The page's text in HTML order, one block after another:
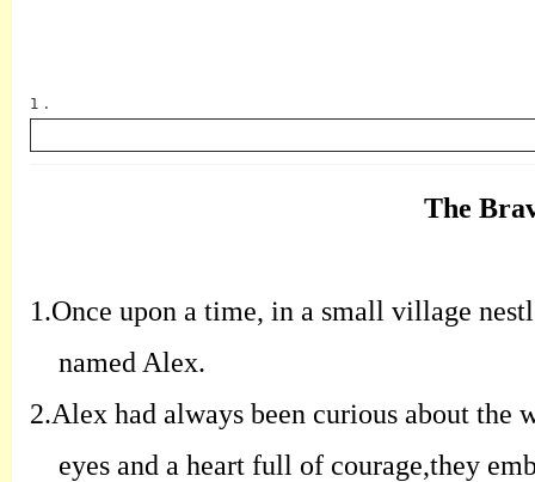
1 .
The
1.Once upon a time, in a small village
named Alex.
2.Alex had always been curious about
eyes and a heart full of courage,they